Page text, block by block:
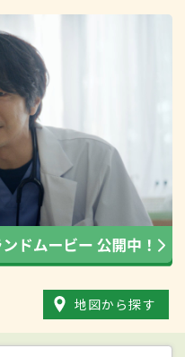
地図から探す